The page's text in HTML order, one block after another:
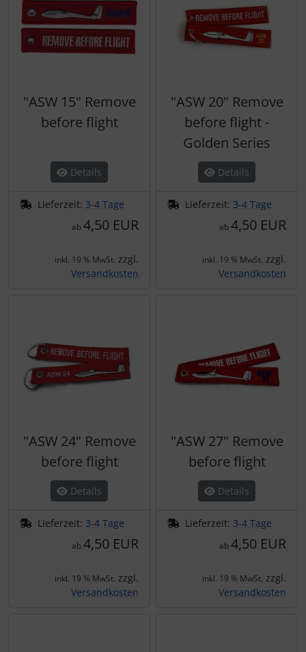
"ASW 15" Remove
before flight
Details
Lieferzeit: 3-4 Tage
ab4,50 EUR
inkl. 19 % MwSt. zzgl.
Versandkosten
"ASW 20" Remove
before flight -
Golden Series
Details
Lieferzeit: 3-4 Tage
ab4,50 EUR
inkl. 19 % MwSt. zzgl.
Versandkosten
"ASW 24" Remove
before flight
Details
Lieferzeit: 3-4 Tage
ab4,50 EUR
inkl. 19 % MwSt. zzgl.
Versandkosten
"ASW 27" Remove
before flight
Details
Lieferzeit: 3-4 Tage
ab4,50 EUR
inkl. 19 % MwSt. zzgl.
Versandkosten